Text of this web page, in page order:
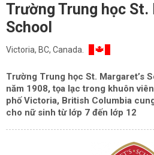
Trường Trung học
School
Victoria, BC, Canada.
Trường Trung học St. Margaret’s
năm 1908, tọa lạc trong khuôn
phố Victoria, British Columbia
cho nữ sinh từ lớp 7 đến lớp 12